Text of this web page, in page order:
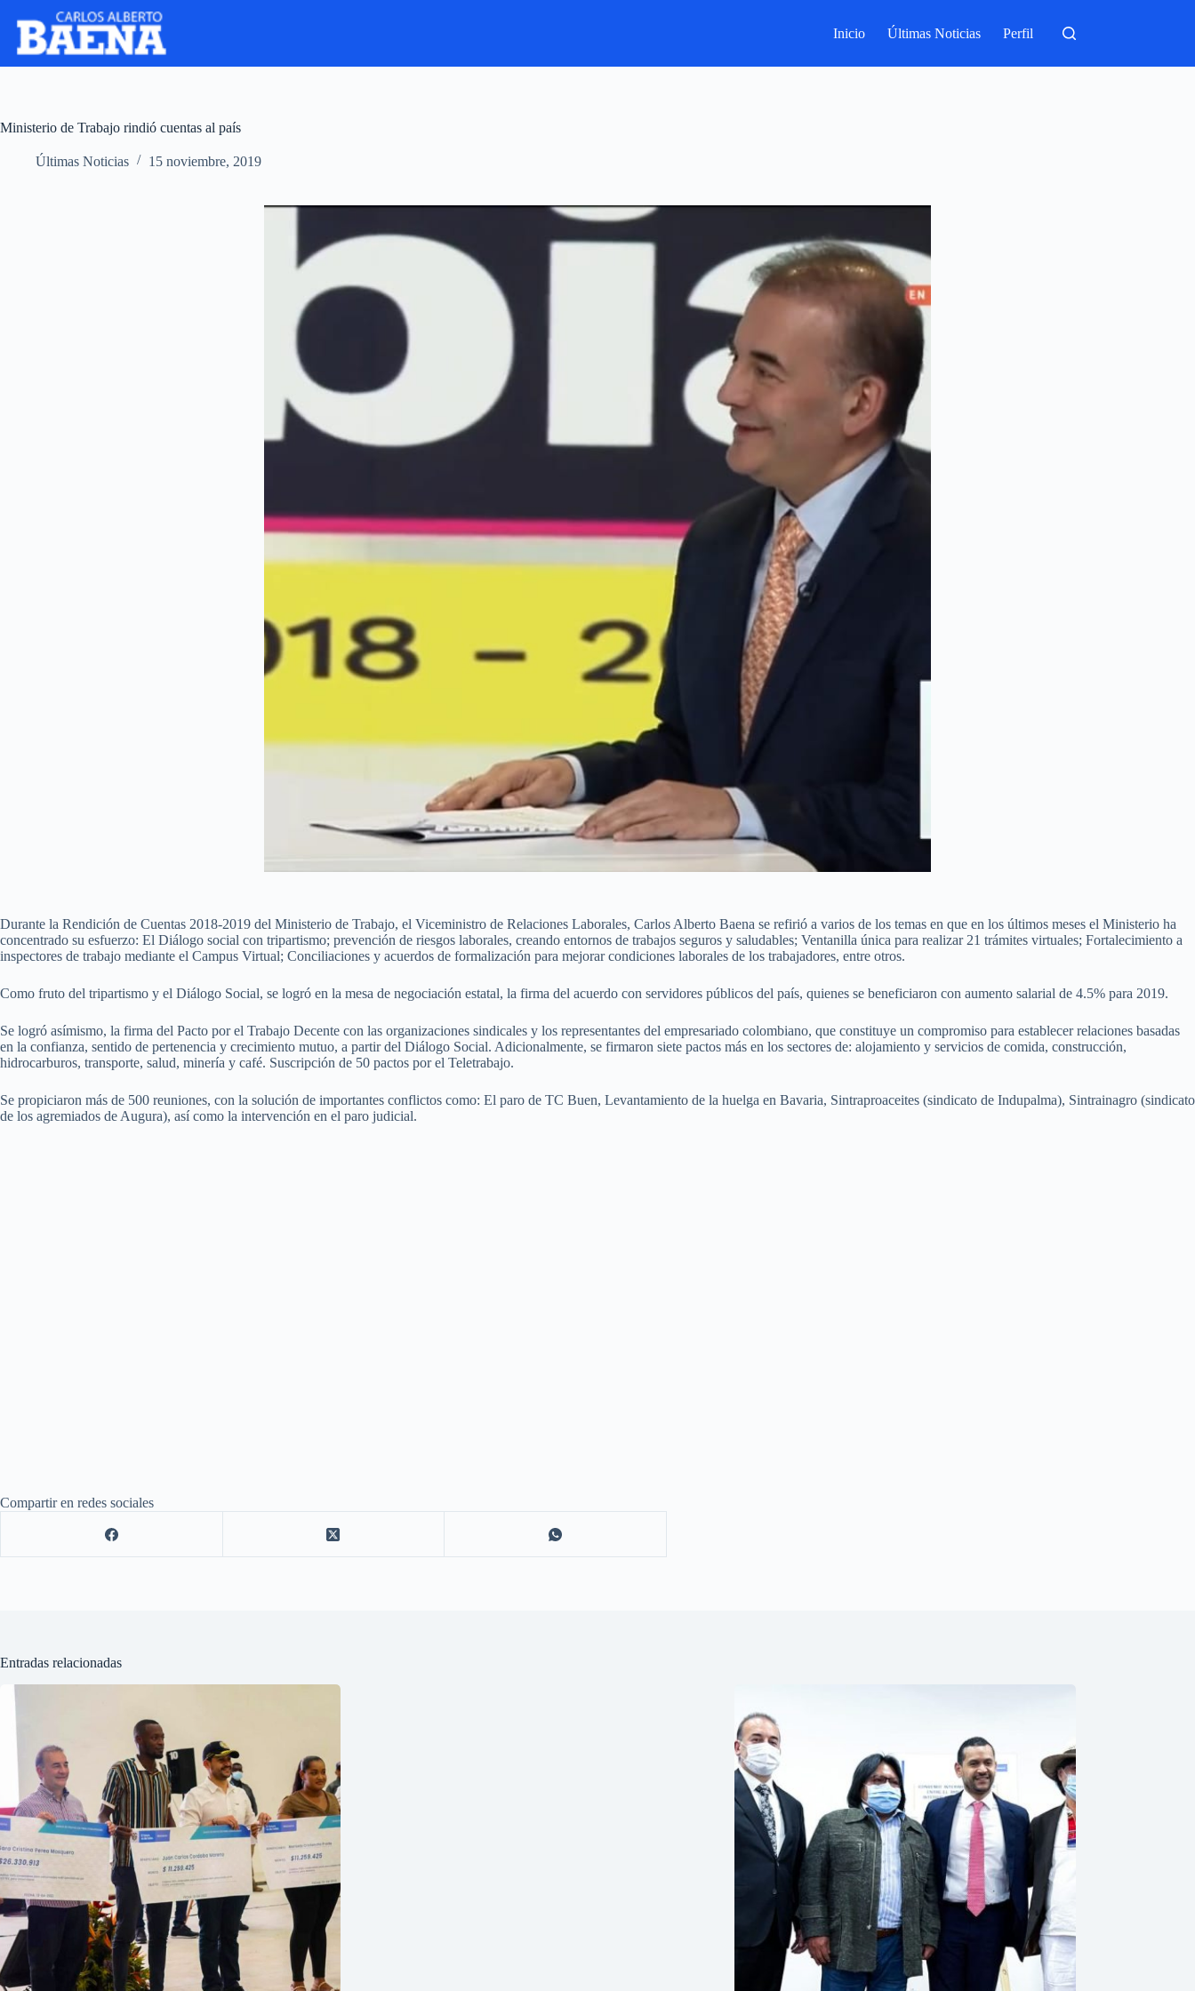
Inicio Últimas Noticias Perfil
Ministerio de Trabajo rindió cuentas al país
Últimas Noticias 15 noviembre, 2019
Durante la Rendición de Cuentas 2018-2019 del Ministerio de Trabajo, el Viceministro de Relaciones Laborales, Carlos Alberto Baena se refirió a varios de los temas en que en los últimos meses el Ministerio ha
concentrado su esfuerzo: El Diálogo social con tripartismo; prevención de riesgos laborales, creando entornos de trabajos seguros y saludables; Ventanilla única para realizar 21 trámites virtuales; Fortalecimiento a
inspectores de trabajo mediante el Campus Virtual; Conciliaciones y acuerdos de formalización para mejorar condiciones laborales de los trabajadores, entre otros.
Como fruto del tripartismo y el Diálogo Social, se logró en la mesa de negociación estatal, la firma del acuerdo con servidores públicos del país, quienes se beneficiaron con aumento salarial de 4.5% para 2019.
Se logró asímismo, la firma del Pacto por el Trabajo Decente con las organizaciones sindicales y los representantes del empresariado colombiano, que constituye un compromiso para establecer relaciones basadas
en la confianza, sentido de pertenencia y crecimiento mutuo, a partir del Diálogo Social. Adicionalmente, se firmaron siete pactos más en los sectores de: alojamiento y servicios de comida, construcción,
hidrocarburos, transporte, salud, minería y café. Suscripción de 50 pactos por el Teletrabajo.
Se propiciaron más de 500 reuniones, con la solución de importantes conflictos como: El paro de TC Buen, Levantamiento de la huelga en Bavaria, Sintraproaceites (sindicato de Indupalma), Sintrainagro (sindicato
de los agremiados de Augura), así como la intervención en el paro judicial.
Compartir en redes sociales
Entradas relacionadas